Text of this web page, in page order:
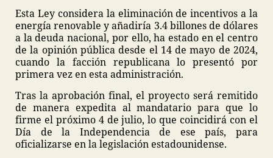
Esta Ley considera la eliminación de incentivos a la
energía renovable y añadiría 3.4 billones de dólares
a la deuda nacional, por ello, ha estado en el centro
de la opinión pública desde el 14 de mayo de 2024,
cuando la facción republicana lo presentó por
primera vez en esta administración.
Tras la aprobación final, el proyecto será remitido
de manera expedita al mandatario para que lo
firme el próximo 4 de julio, lo que coincidirá con el
Día de la Independencia de ese país, para
oficializarse en la legislación estadounidense.